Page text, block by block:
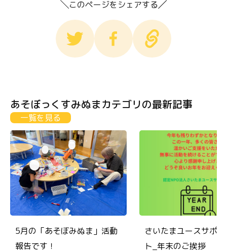
このページをシェアする
あそぼっくすみぬまカテゴリの最新記事
一覧を見る
5月の「あそぼみぬま」活動
報告です！
さいたまユースサポ
ト_年末のご挨拶